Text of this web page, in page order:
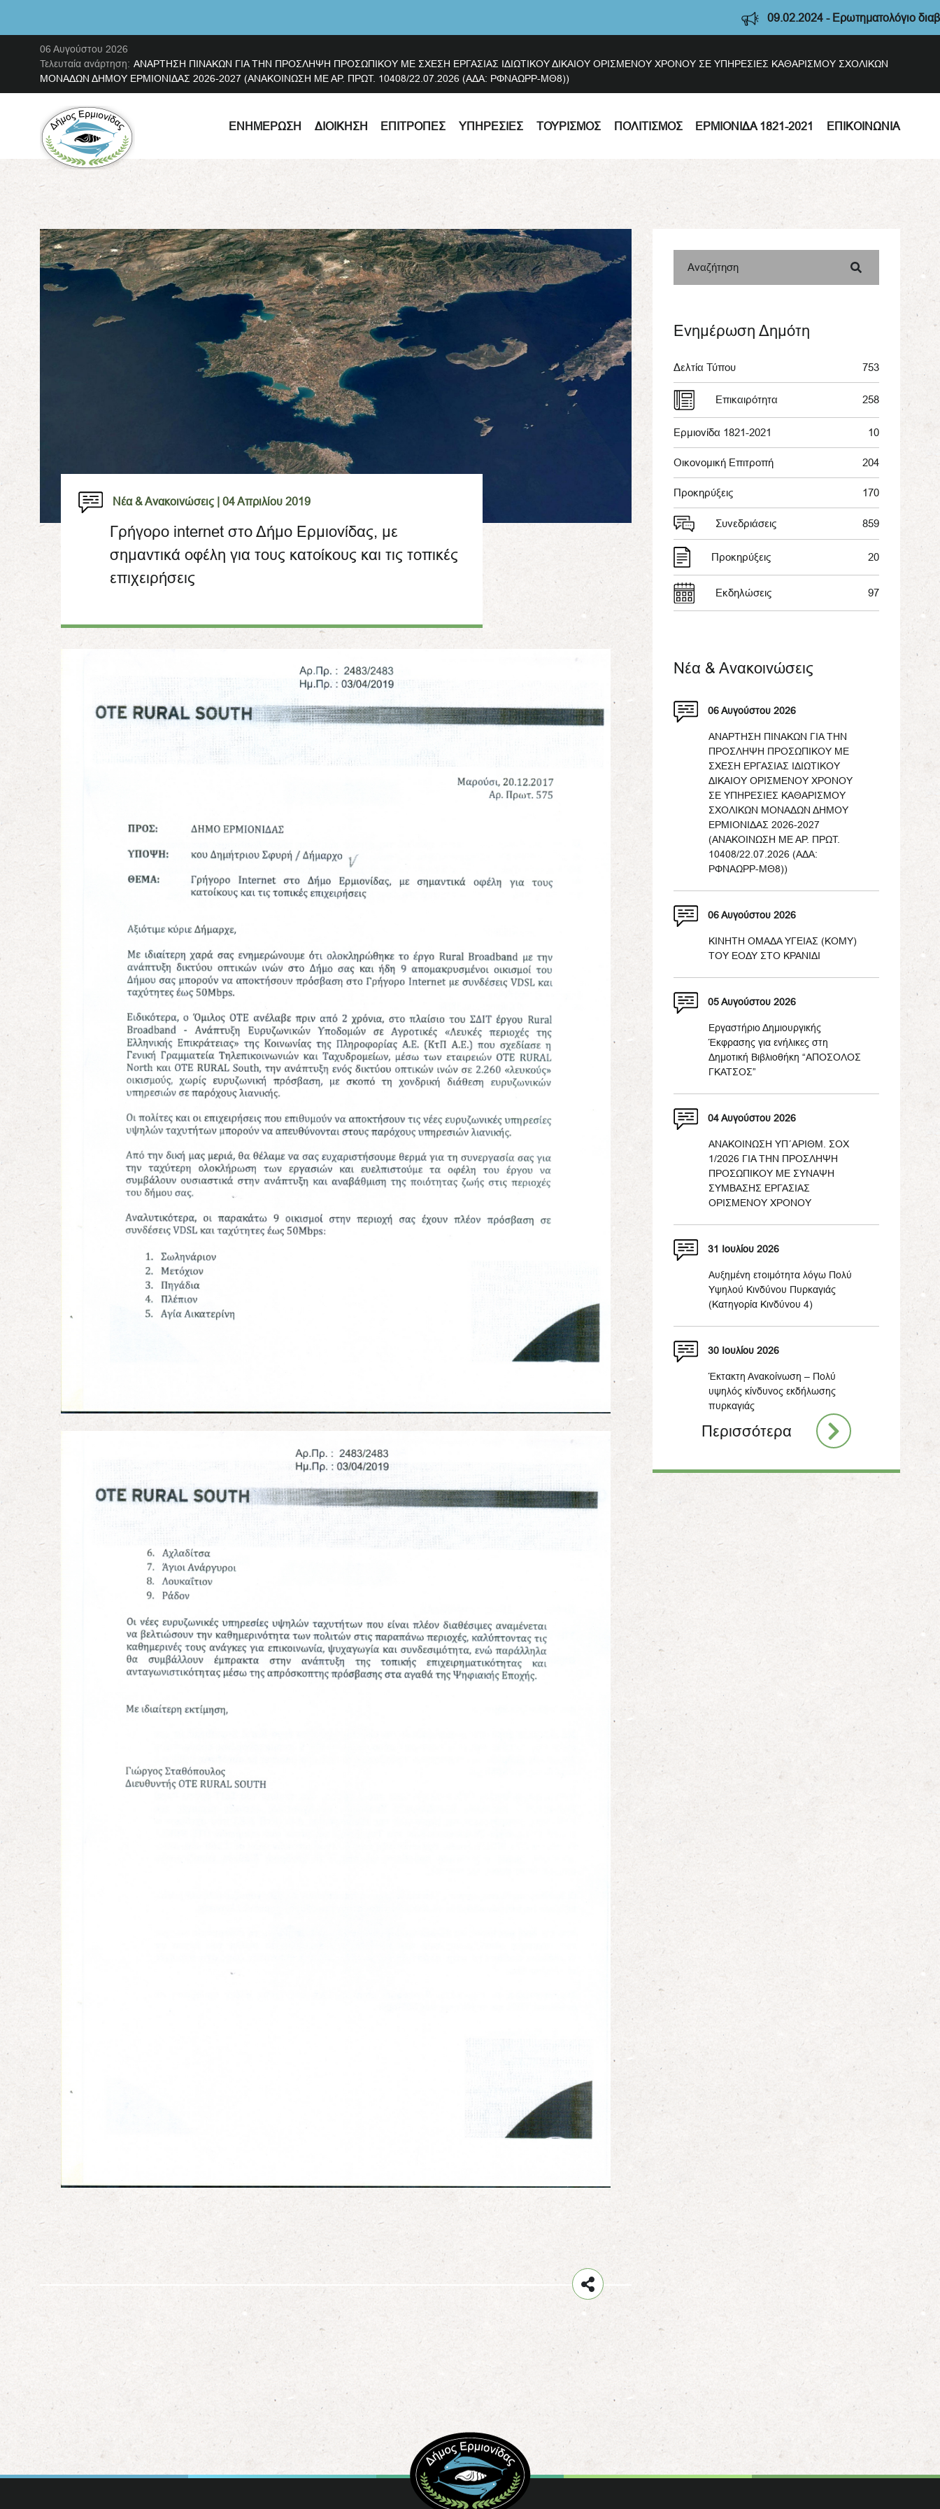
09.02.2024 - Ερωτηματολόγιο διαβούλευσης
06 Αυγούστου 2026
Τελευταία ανάρτηση: ΑΝΑΡΤΗΣΗ ΠΙΝΑΚΩΝ ΓΙΑ ΤΗΝ ΠΡΟΣΛΗΨΗ ΠΡΟΣΩΠΙΚΟΥ ΜΕ ΣΧΕΣΗ ΕΡΓΑΣΙΑΣ ΙΔΙΩΤΙΚΟΥ ΔΙΚΑΙΟΥ ΟΡΙΣΜΕΝΟΥ ΧΡΟΝΟΥ ΣΕ ΥΠΗΡΕΣΙΕΣ ΚΑΘΑΡΙΣΜΟΥ ΣΧΟΛΙΚΩΝ
ΜΟΝΑΔΩΝ ΔΗΜΟΥ ΕΡΜΙΟΝΙΔΑΣ 2026-2027 (ΑΝΑΚΟΙΝΩΣΗ ΜΕ ΑΡ. ΠΡΩΤ. 10408/22.07.2026 (ΑΔΑ: ΡΦΝΑΩΡΡ-ΜΘ8))
ΕΝΗΜΈΡΩΣΗ ΔΙΟΊΚΗΣΗ ΕΠΙΤΡΟΠΈΣ ΥΠΗΡΕΣΊΕΣ ΤΟΥΡΙΣΜΌΣ ΠΟΛΙΤΙΣΜΌΣ ΕΡΜΙΟΝΊΔΑ 1821-2021 ΕΠΙΚΟΙΝΩΝΊΑ
Νέα & Ανακοινώσεις | 04 Απριλίου 2019
Γρήγορο internet στο Δήμο Ερμιονίδας, με
σημαντικά οφέλη για τους κατοίκους και τις τοπικές
επιχειρήσεις
Αναζήτηση
Ενημέρωση Δημότη
Δελτία Τύπου 753
Επικαιρότητα 258
Ερμιονίδα 1821-2021 10
Οικονομική Επιτροπή 204
Προκηρύξεις 170
Συνεδριάσεις 859
Προκηρύξεις 20
Εκδηλώσεις 97
Νέα & Ανακοινώσεις
06 Αυγούστου 2026
ΑΝΑΡΤΗΣΗ ΠΙΝΑΚΩΝ ΓΙΑ ΤΗΝ
ΠΡΟΣΛΗΨΗ ΠΡΟΣΩΠΙΚΟΥ ΜΕ
ΣΧΕΣΗ ΕΡΓΑΣΙΑΣ ΙΔΙΩΤΙΚΟΥ
ΔΙΚΑΙΟΥ ΟΡΙΣΜΕΝΟΥ ΧΡΟΝΟΥ
ΣΕ ΥΠΗΡΕΣΙΕΣ ΚΑΘΑΡΙΣΜΟΥ
ΣΧΟΛΙΚΩΝ ΜΟΝΑΔΩΝ ΔΗΜΟΥ
ΕΡΜΙΟΝΙΔΑΣ 2026-2027
(ΑΝΑΚΟΙΝΩΣΗ ΜΕ ΑΡ. ΠΡΩΤ.
10408/22.07.2026 (ΑΔΑ:
ΡΦΝΑΩΡΡ-ΜΘ8))
06 Αυγούστου 2026
ΚΙΝΗΤΗ ΟΜΑΔΑ ΥΓΕΙΑΣ (ΚΟΜΥ)
ΤΟΥ ΕΟΔΥ ΣΤΟ ΚΡΑΝΙΔΙ
05 Αυγούστου 2026
Εργαστήριο Δημιουργικής
Έκφρασης για ενήλικες στη
Δημοτική Βιβλιοθήκη “ΑΠΟΣΟΛΟΣ
ΓΚΑΤΣΟΣ”
04 Αυγούστου 2026
ΑΝΑΚΟΙΝΩΣΗ ΥΠ΄ΑΡΙΘΜ. ΣΟΧ
1/2026 ΓΙΑ ΤΗΝ ΠΡΟΣΛΗΨΗ
ΠΡΟΣΩΠΙΚΟΥ ΜΕ ΣΥΝΑΨΗ
ΣΥΜΒΑΣΗΣ ΕΡΓΑΣΙΑΣ
ΟΡΙΣΜΕΝΟΥ ΧΡΟΝΟΥ
31 Ιουλίου 2026
Αυξημένη ετοιμότητα λόγω Πολύ
Υψηλού Κινδύνου Πυρκαγιάς
(Κατηγορία Κινδύνου 4)
30 Ιουλίου 2026
Έκτακτη Ανακοίνωση – Πολύ
υψηλός κίνδυνος εκδήλωσης
πυρκαγιάς
Περισσότερα